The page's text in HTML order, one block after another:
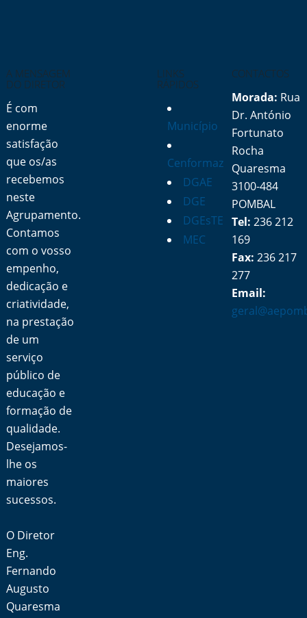
A MENSAGEM
DO DIRETOR
É com
enorme
satisfação
que os/as
recebemos
neste
Agrupamento.
Contamos
com o vosso
empenho,
dedicação e
criatividade,
na prestação
de um
serviço
público de
educação e
formação de
qualidade.
Desejamos-
lhe os
maiores
sucessos.
O Diretor
Eng.
Fernando
Augusto
Quaresma
LINKS
RÁPIDOS
Município
Cenformaz
DGAE
DGE
DGEsTE
MEC
CONTACTOS
Morada: Rua
Dr. António
Fortunato
Rocha
Quaresma
3100-484
POMBAL
Tel: 236 212
169
Fax: 236 217
277
Email: